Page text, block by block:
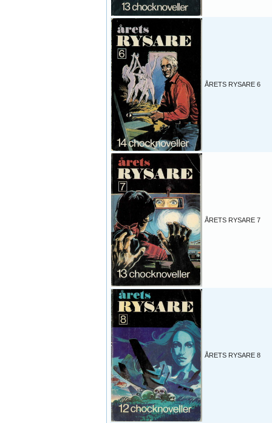
ÅRETS RYSARE 6
ÅRETS RYSARE 7
ÅRETS RYSARE 8